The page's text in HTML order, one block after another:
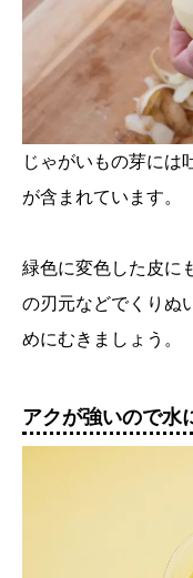
じゃがいもの芽には
が含まれています。
緑色に変色した皮に
の刃元などでくりぬ
めにむきましょう。
アクが強いので水